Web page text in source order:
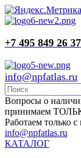
+7 495 849 26 37
info@npfatlas.ru
Вопросы о
принимаем
Работаем только
info@npfatlas.ru
КАТАЛОГ